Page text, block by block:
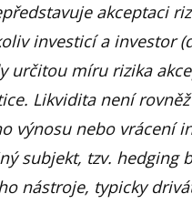
akceptaci
investicí a investor
určitou míru rizika
Likvidita není
výnosu nebo vrácení
subjekt, tzv. hedging
nástroje, typicky